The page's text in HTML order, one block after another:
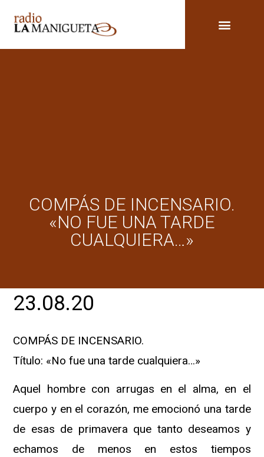
COMPÁS DE INCENSARIO.
«NO FUE UNA TARDE
CUALQUIERA…»
23.08.20
COMPÁS DE INCENSARIO.
Título: «No fue una tarde cualquiera…»
Aquel hombre con arrugas en el alma, en el
cuerpo y en el corazón, me emocionó una tarde
de esas de primavera que tanto deseamos y
echamos de menos en estos tiempos